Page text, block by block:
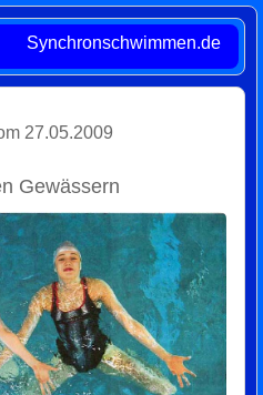
Synchronschwimmen.de
27.05.2009
Gewässern